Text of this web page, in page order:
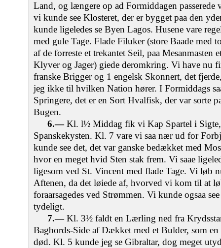
Land, og længere op ad Formiddagen passerede
vi kunde see Klosteret, der er bygget paa den
kunde ligeledes se Byen Lagos. Husene vare
med gule Tage. Flade Filuker (store Baade med
af de forreste et trekantet Seil, paa Mesanmasten
Klyver og Jager) giede deromkring. Vi have nu
franske Brigger og 1 engelsk Skonnert, det
jeg ikke til hvilken Nation hører. I Formiddags
Springere, det er en Sort Hvalfisk, der var sorte
Bugen.
6.—Kl. l½ Middag fik vi Kap Spartel i Sigte,
Spanskekysten. Kl. 7 vare vi saa nær ud for
kunde see det, det var ganske bedækket med
hvor en meget hvid Sten stak frem. Vi saae
ligesom ved St. Vincent med flade Tage. Vi løb
Aftenen, da det løiede af, hvorved vi kom til at
foraarsagedes ved Strømmen. Vi kunde ogsaa
tydeligt.
7.—Kl. 3½ faldt en Lærling ned fra
Bagbords-Side af Dækket med et Bulder, som
død. Kl. 5 kunde jeg se Gibraltar, dog meget